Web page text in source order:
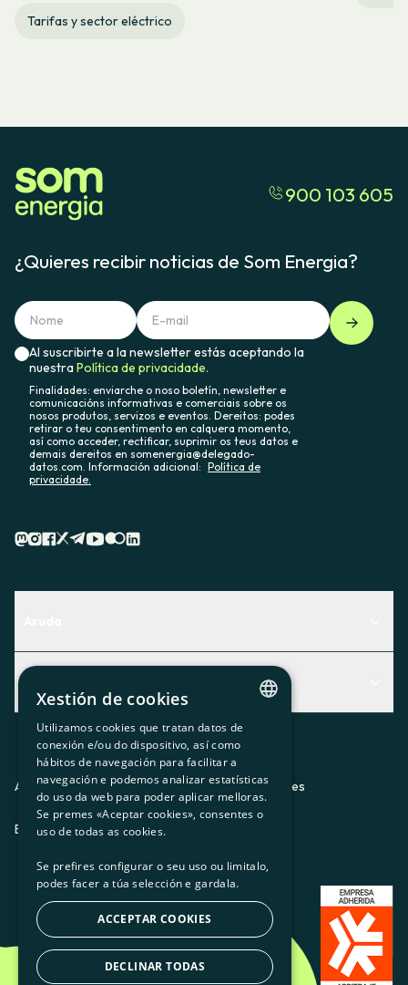
Tarifas y sector eléctrico
900 103 605
¿Quieres recibir noticias de Som Energia?
Al suscribirte a la newsletter estás aceptando la
nuestraPolítica de privacidade.
Finalidades: enviarche o noso boletín, newsletter e
comunicacións informativas e comerciais sobre os
nosos produtos, servizos e eventos. Dereitos: podes
retirar o teu consentimento en calquera momento,
así como acceder, rectificar, suprimir os teus datos e
demais dereitos en somenergia@delegado-
datos.com. Información adicional: Política de
privacidade.
Descubre qué servicio te encaja mejor
Contacto
Actualidad
O recuncho da socia
Prensa
Trabaja con nosotros
Aviso legalPolítica de privacidadPolítica de cookies
ES CAGLEU
CATALAN
SPANISH
GL
Xestión de cookies
Utilizamos cookies que tratan datos de
conexión e/ou do dispositivo, así como
hábitos de navegación para facilitar a
navegación e podemos analizar estatísticas
do uso da web para poder aplicar melloras.
Se premes «Aceptar cookies», consentes o
uso de todas as cookies.
Se prefires configurar o seu uso ou limitalo,
podes facer a túa selección e gardala.
ACCEPTAR COOKIES
DECLINAR TODAS